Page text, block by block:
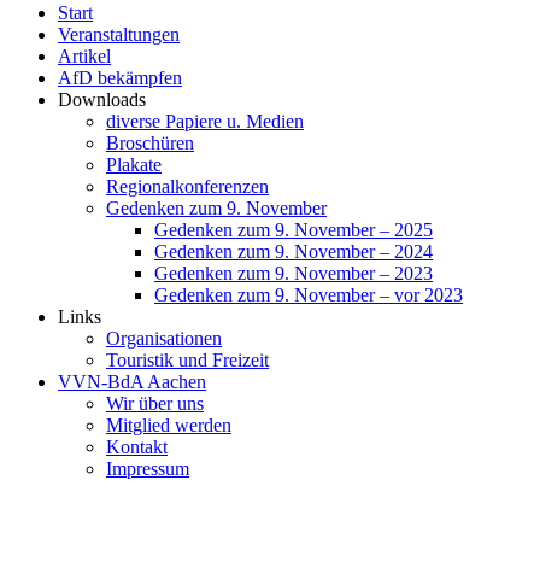
Start
Veranstaltungen
Artikel
AfD bekämpfen
Downloads
diverse Papiere u. Medien
Broschüren
Plakate
Regionalkonferenzen
Gedenken zum 9. November
Gedenken zum 9. November – 2025
Gedenken zum 9. November – 2024
Gedenken zum 9. November – 2023
Gedenken zum 9. November – vor 2023
Links
Organisationen
Touristik und Freizeit
VVN-BdA Aachen
Wir über uns
Mitglied werden
Kontakt
Impressum